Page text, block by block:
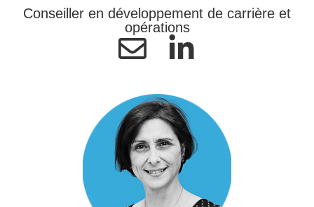
Conseiller en développement de carrière et
opérations